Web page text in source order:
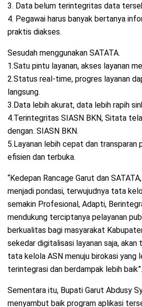
3. Data belum terintegritas data
4. Pegawai harus banyak bertanya
praktis diakses.
Sesudah menggunakan SATATA.
1.Satu pintu layanan, akses layanan
2.Status real-time, progres layanan
langsung.
3.Data lebih akurat, data lebih rapih
4.Terintegritas SIASN BKN, Sitata
dengan. SIASN BKN.
5.Layanan lebih cepat dan transparan
efisien dan terbuka.
“Kedepan Rancage Garut dan
menjadi pondasi, terwujudnya tata
semakin Profesional, Adapti,
mendukung terciptanya pelayanan
berkualitas bagi masyarakat
sekedar digitalisasi layanan saja,
tata kelola ASN menuju birokasi yang
terintegrasi dan berdampak lebih
Sementara itu, Bupati Garut Abdusy
menyambut baik program aplikasi